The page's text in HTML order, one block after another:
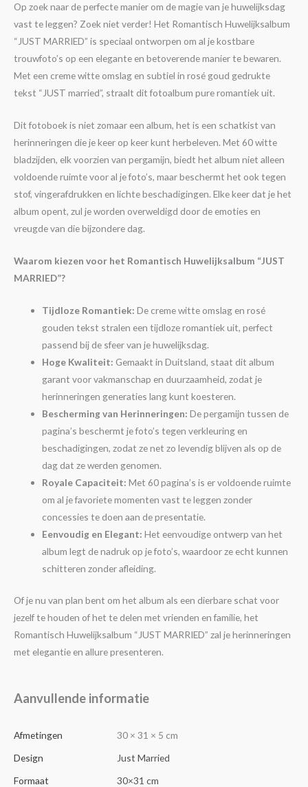
Op zoek naar de perfecte manier om de magie van je huwelijksdag
vast te leggen? Zoek niet verder! Het Romantisch Huwelijksalbum
“JUST MARRIED” is speciaal ontworpen om al je kostbare
trouwfoto’s op een elegante en betoverende manier te bewaren.
Met een creme witte omslag en subtiel in rosé goud gedrukte
tekst “JUST married”, straalt dit fotoalbum pure romantiek uit.
Dit fotoboek is niet zomaar een album, het is een schatkist van
herinneringen die je keer op keer kunt herbeleven. Met 60 witte
bladzijden, elk voorzien van pergamijn, biedt het album niet alleen
voldoende ruimte voor al je foto’s, maar beschermt het ook tegen
stof, vingerafdrukken en lichte beschadigingen. Elke keer dat je het
album opent, zul je worden overweldigd door de emoties en
vreugde van die bijzondere dag.
Waarom kiezen voor het Romantisch Huwelijksalbum “JUST
MARRIED”?
Tijdloze Romantiek: De creme witte omslag en rosé
gouden tekst stralen een tijdloze romantiek uit, perfect
passend bij de sfeer van je huwelijksdag.
Hoge Kwaliteit: Gemaakt in Duitsland, staat dit album
garant voor vakmanschap en duurzaamheid, zodat je
herinneringen generaties lang kunt koesteren.
Bescherming van Herinneringen: De pergamijn tussen de
pagina’s beschermt je foto’s tegen verkleuring en
beschadigingen, zodat ze net zo levendig blijven als op de
dag dat ze werden genomen.
Royale Capaciteit: Met 60 pagina’s is er voldoende ruimte
om al je favoriete momenten vast te leggen zonder
concessies te doen aan de presentatie.
Eenvoudig en Elegant: Het eenvoudige ontwerp van het
album legt de nadruk op je foto’s, waardoor ze echt kunnen
schitteren zonder afleiding.
Of je nu van plan bent om het album als een dierbare schat voor
jezelf te houden of het te delen met vrienden en familie, het
Romantisch Huwelijksalbum “JUST MARRIED” zal je herinneringen
met elegantie en allure presenteren.
Aanvullende informatie
Afmetingen
30 × 31 × 5 cm
Design
Just Married
Formaat
30×31 cm